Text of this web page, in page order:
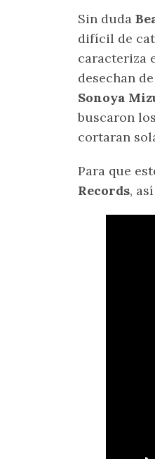
Sin duda
difícil de
caracteriza
desechan
Sonoya
buscaron
cortaran
Para que
Records,